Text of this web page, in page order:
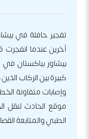
آخرين عندما
كبيرة بين الركاب
وإصابات متفاوتة
موقع الحادث لنقل
الطبي والمتابعة